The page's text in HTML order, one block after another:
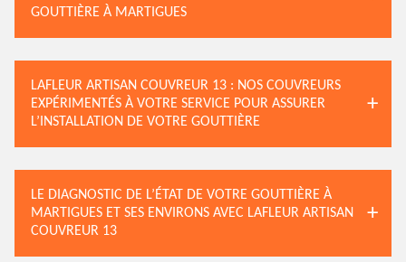
GOUTTIÈRE À MARTIGUES
LAFLEUR ARTISAN COUVREUR 13 : NOS COUVREURS
EXPÉRIMENTÉS À VOTRE SERVICE POUR ASSURER
L’INSTALLATION DE VOTRE GOUTTIÈRE
LE DIAGNOSTIC DE L’ÉTAT DE VOTRE GOUTTIÈRE À
MARTIGUES ET SES ENVIRONS AVEC LAFLEUR ARTISAN
COUVREUR 13